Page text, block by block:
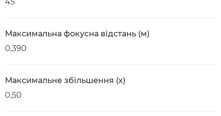
Максимальна фокусна відстань (м)
0,390
Максимальне збільшення (x)
0,50